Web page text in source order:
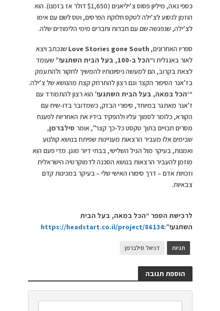
כספי נאה, מיליון פסוס צ’יליאנים ($1,650 דולר אז בזמנו). הוא
הוזמן לנסוע לצ’ילה לטקס חלוקת הפרסים, וטס לשם עם אימו
לצ’ילה, שנפגשה שם עם חברות וחברים מימי הלימודים שלה.
ספריו האחרונים, Love Stories gone South שנכתב ויצא
לאור באנגלית ו“הכל ב-100, בעל הבית השתגע!”
שעומד
לצאת בקרוב, הם למעשה ניסיונותיו להמשיך לחקור ולהתעמק
בז’אנר הסיפור הקצר וגם רצון להתרחק קצת מהנושא של צ’ילה.
“‘הכל במאה, בעל הבית השתגע!’ הוא רצון להתמודד עם
ז’אנר מאתגר במיוחד, סיפורי הבזק, כשמדובר בדו-שיח עם
הקורא, כלומר לסמוך עליו ולהפקיד בידיו את האחריות לפענח
מסרים חבויים בתוך טקסט כל-כך קצר”, אומר סילברמן,
שבימים אלו מעביר הרצאות מעניינות שפיתח בנושא קולנוע
ואמנות, בעיקר מול הגיל השלישי, בבתי דיור מוגן. מדי פעם הוא
מוזמן להעביר הרצאות בנושא הסכנה לדמוקרטיה הישראלית
וזכויות אדם – דרך סיפורו האישי שלי – בעיקר במכינות קדם
צבאיות.
לרכישת הספר “הכל במאה, בעל הבית
השתגע!”:https://headstart.co.il/project/86134
תגיות דניאל סילברמן
הוספת תגובה